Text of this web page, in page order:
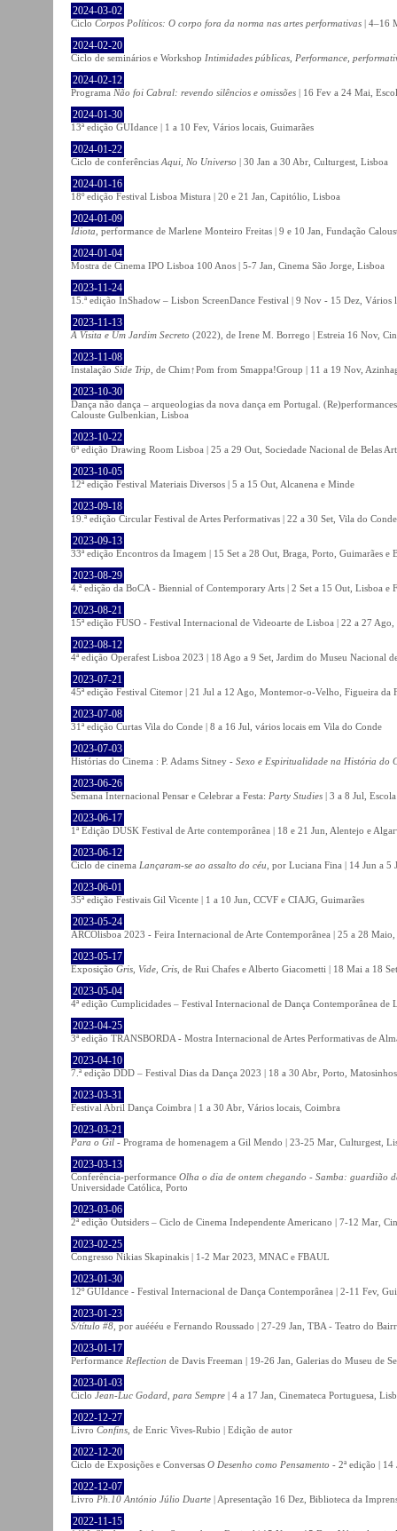
2024-03-02
Ciclo Corpos Políticos: O corpo fora da norma nas artes performativas | 4–16
2024-02-20
Ciclo de seminários e Workshop Intimidades públicas, Performance,
2024-02-12
Programa Não foi Cabral: revendo silêncios e omissões | 16 Fev a 24 Mai,
2024-01-30
13ª edição GUIdance | 1 a 10 Fev, Vários locais, Guimarães
2024-01-22
Ciclo de conferências Aqui, No Universo | 30 Jan a 30 Abr, Culturgest, Lisboa
2024-01-16
18º edição Festival Lisboa Mistura | 20 e 21 Jan, Capitólio, Lisboa
2024-01-09
Idiota , performance de Marlene Monteiro Freitas | 9 e 10 Jan, Fundação
2024-01-04
Mostra de Cinema IPO Lisboa 100 Anos | 5-7 Jan, Cinema São Jorge, Lisboa
2023-11-24
15.ª edição InShadow – Lisbon ScreenDance Festival | 9 Nov - 15 Dez, Vários
2023-11-13
A Visita e Um Jardim Secreto (2022), de Irene M. Borrego | Estreia 16 Nov,
2023-11-08
Instalação Side Trip , de Chim↑Pom from Smappa!Group | 11 a 19 Nov,
2023-10-30
Dança não dança – arqueologias da nova dança em Portugal.
Calouste Gulbenkian, Lisboa
2023-10-22
6ª edição Drawing Room Lisboa | 25 a 29 Out, Sociedade Nacional de Belas
2023-10-05
12ª edição Festival Materiais Diversos | 5 a 15 Out, Alcanena e Minde
2023-09-18
19.ª edição Circular Festival de Artes Performativas | 22 a 30 Set, Vila do Conde
2023-09-13
33ª edição Encontros da Imagem | 15 Set a 28 Out, Braga, Porto, Guimarães e
2023-08-29
4.ª edição da BoCA - Biennial of Contemporary Arts | 2 Set a 15 Out, Lisboa e
2023-08-21
15ª edição FUSO - Festival Internacional de Videoarte de Lisboa | 22 a 27
2023-08-12
4ª edição Operafest Lisboa 2023 | 18 Ago a 9 Set, Jardim do Museu Nacional
2023-07-21
45ª edição Festival Citemor | 21 Jul a 12 Ago, Montemor-o-Velho, Figueira da
2023-07-08
31ª edição Curtas Vila do Conde | 8 a 16 Jul, vários locais em Vila do Conde
2023-07-03
Histórias do Cinema : P. Adams Sitney - Sexo e Espiritualidade na História do
2023-06-26
Semana Internacional Pensar e Celebrar a Festa: Party Studies | 3 a 8 Jul,
2023-06-17
1ª Edição DUSK Festival de Arte contemporânea | 18 e 21 Jun, Alentejo e
2023-06-12
Ciclo de cinema Lançaram-se ao assalto do céu , por Luciana Fina | 14 Jun a 5
2023-06-01
35ª edição Festivais Gil Vicente | 1 a 10 Jun, CCVF e CIAJG, Guimarães
2023-05-24
ARCOlisboa 2023 - Feira Internacional de Arte Contemporânea | 25 a 28
2023-05-17
Exposição Gris, Vide, Cris , de Rui Chafes e Alberto Giacometti | 18 Mai a 18
2023-05-04
4ª edição Cumplicidades – Festival Internacional de Dança Contemporânea
2023-04-25
3ª edição TRANSBORDA - Mostra Internacional de Artes Performativas de
2023-04-10
7.ª edição DDD – Festival Dias da Dança 2023 | 18 a 30 Abr, Porto,
2023-03-31
Festival Abril Dança Coimbra | 1 a 30 Abr, Vários locais, Coimbra
2023-03-21
Para o Gil - Programa de homenagem a Gil Mendo | 23-25 Mar, Culturgest,
2023-03-13
Conferência-performance Olha o dia de ontem chegando - Samba: guardião
Universidade Católica, Porto
2023-03-06
2ª edição Outsiders – Ciclo de Cinema Independente Americano | 7-12 Mar,
2023-02-25
Congresso Nikias Skapinakis | 1-2 Mar 2023, MNAC e FBAUL
2023-01-30
12º GUIdance - Festival Internacional de Dança Contemporânea | 2-11 Fev,
2023-01-23
S/título #8 , por auéééu e Fernando Roussado | 27-29 Jan, TBA - Teatro do
2023-01-17
Performance Reflection de Davis Freeman | 19-26 Jan, Galerias do Museu de
2023-01-03
Ciclo Jean-Luc Godard, para Sempre | 4 a 17 Jan, Cinemateca Portuguesa,
2022-12-27
Livro Confins , de Enric Vives-Rubio | Edição de autor
2022-12-20
Ciclo de Exposições e Conversas O Desenho como Pensamento - 2ª edição |
2022-12-07
Livro Ph.10 António Júlio Duarte | Apresentação 16 Dez, Biblioteca da
2022-11-15